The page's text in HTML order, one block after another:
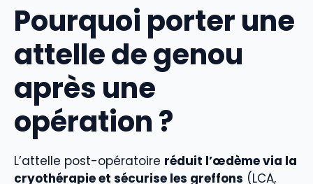
Pourquoi porter une
attelle de genou
après une
opération ?
L’attelle post-opératoire réduit l’œdème via la
cryothérapie et sécurise les greffons (LCA,